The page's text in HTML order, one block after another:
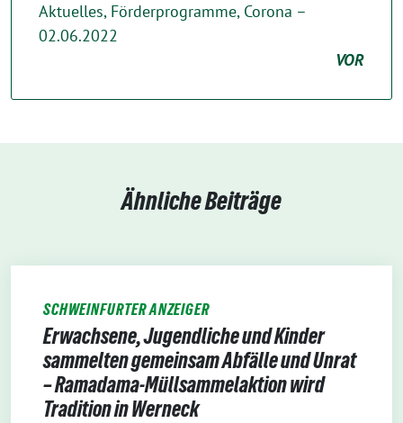
Aktuelles, Förderprogramme, Corona –
02.06.2022
VOR
Ähnliche Beiträge
SCHWEINFURTER ANZEIGER
Erwachsene, Jugendliche und Kinder
sammelten gemeinsam Abfälle und Unrat
– Ramadama-Müllsammelaktion wird
Tradition in Werneck